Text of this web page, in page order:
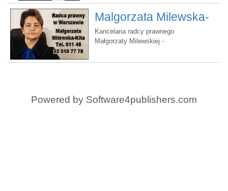
Malgorzata Milewska-
Kita - prawnik w Polsce
Kancelaria radcy prawnego
Małgorzaty Milewskiej -
Powered by Software4publishers.com